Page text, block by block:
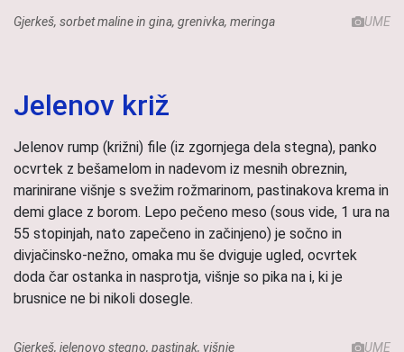
Gjerkeš, sorbet maline in gina, grenivka, meringa UME
Gjerkeš, jelenovo stegno, pastinak, višnje UME
Jelenov križ
Jelenov rump (križni) file (iz zgornjega dela stegna), panko
ocvrtek z bešamelom in nadevom iz mesnih obreznin,
marinirane višnje s svežim rožmarinom, pastinakova krema in
demi glace z borom. Lepo pečeno meso (sous vide, 1 ura na
55 stopinjah, nato zapečeno in začinjeno) je sočno in
divjačinsko-nežno, omaka mu še dviguje ugled, ocvrtek
doda čar ostanka in nasprotja, višnje so pika na i, ki je
brusnice ne bi nikoli dosegle.